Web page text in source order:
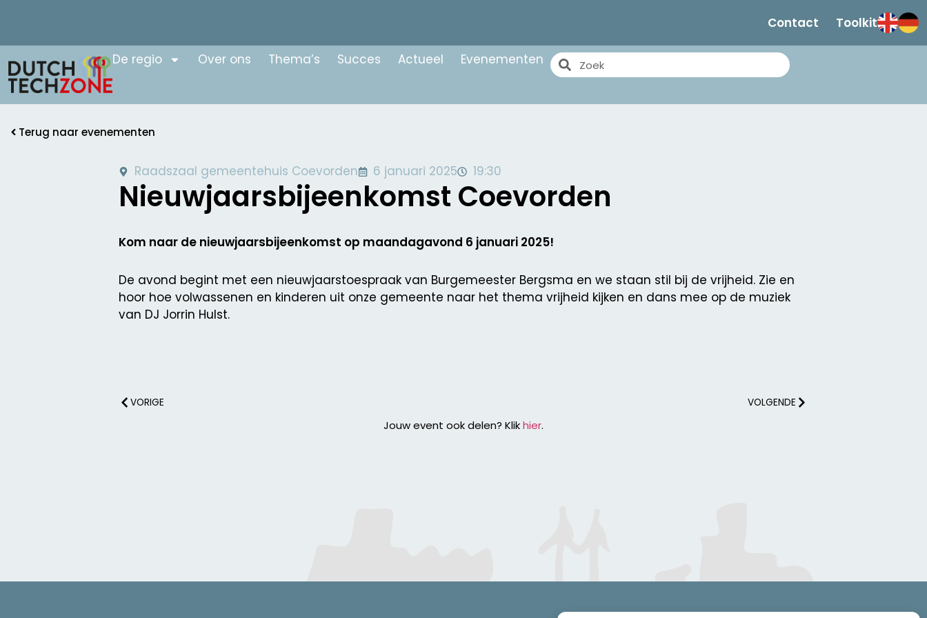
Contact Toolkit
De regio Over ons Thema’s Succes Actueel Evenementen
Terug naar evenementen
Raadszaal gemeentehuis Coevorden 6 januari 2025 19:30
Nieuwjaarsbijeenkomst Coevorden
Kom naar de nieuwjaarsbijeenkomst op maandagavond 6 januari 2025!
De avond begint met een nieuwjaarstoespraak van Burgemeester Bergsma en we staan stil bij de vrijheid. Zie en
hoor hoe volwassenen en kinderen uit onze gemeente naar het thema vrijheid kijken en dans mee op de muziek
van DJ Jorrin Hulst.
VORIGE VOLGENDE
Jouw event ook delen? Klikhier.